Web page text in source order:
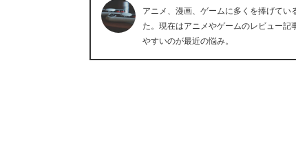
アニメ、漫画、ゲームに多くを捧げて
た。現在はアニメやゲームのレビュー記
やすいのが最近の悩み。